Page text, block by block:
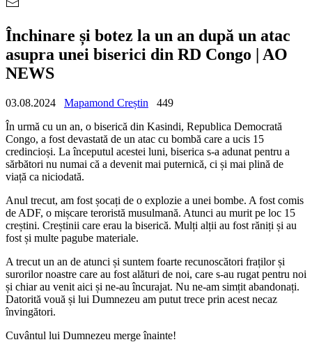
Închinare și botez la un an după un atac
asupra unei biserici din RD Congo | AO
NEWS
03.08.2024 Mapamond Creștin
449
În urmă cu un an, o biserică din Kasindi, Republica Democrată
Congo, a fost devastată de un atac cu bombă care a ucis 15
credincioși. La începutul acestei luni, biserica s-a adunat pentru a
sărbători nu numai că a devenit mai puternică, ci și mai plină de
viață ca niciodată.
Anul trecut, am fost șocați de o explozie a unei bombe. A fost comis
de ADF, o mișcare teroristă musulmană. Atunci au murit pe loc 15
creștini. Creștinii care erau la biserică. Mulți alții au fost răniți și au
fost și multe pagube materiale.
A trecut un an de atunci și suntem foarte recunoscători fraților și
surorilor noastre care au fost alături de noi, care s-au rugat pentru noi
și chiar au venit aici și ne-au încurajat. Nu ne-am simțit abandonați.
Datorită vouă și lui Dumnezeu am putut trece prin acest necaz
învingători.
Cuvântul lui Dumnezeu merge înainte!